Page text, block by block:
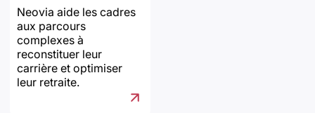
Neovia aide les cadres
aux parcours
complexes à
reconstituer leur
carrière et optimiser
leur retraite.